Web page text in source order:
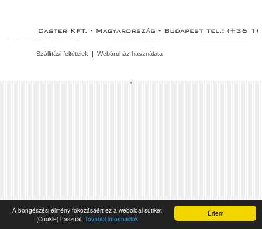
Értem
A böngészési élmény fokozásáért ez a weboldal sütiket
(Cookie) használ. További információk
Szállítási feltételek | Webáruház használata
'